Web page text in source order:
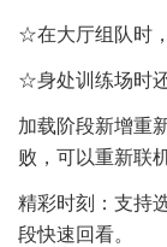
☆在大厅组队时
☆身处训练场时
加载阶段新增重
败，可以重新联
精彩时刻：支持
段快速回看。